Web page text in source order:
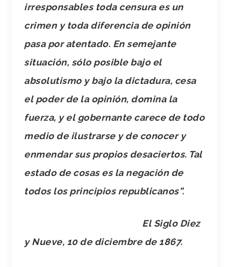
irresponsables toda censura es un
crimen y toda diferencia de opinión
pasa por atentado. En semejante
situación, sólo posible bajo el
absolutismo y bajo la dictadura, cesa
el poder de la opinión, domina la
fuerza, y el gobernante carece de todo
medio de ilustrarse y de conocer y
enmendar sus propios desaciertos. Tal
estado de cosas es la negación de
todos los principios republicanos”.
El Siglo Diez
y Nueve, 10 de diciembre de 1867.